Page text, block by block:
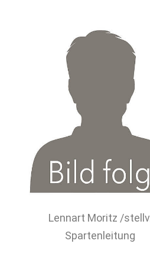
Lennart Moritz /
Spartenleitung